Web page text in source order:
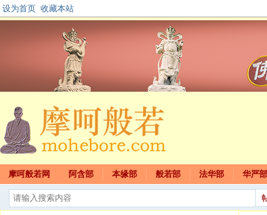
设为首页 收藏本站
摩呵般若网 阿含部 本缘部 般若部 法华部 华严部